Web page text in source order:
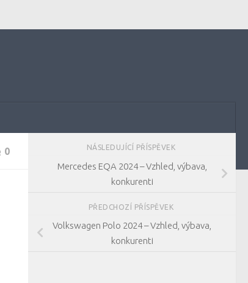
0 NÁSLEDUJÍCÍ PŘÍSPĚVEK
Mercedes EQA 2024 – Vzhled, výbava,
konkurenti
PŘEDCHOZÍ PŘÍSPĚVEK
Volkswagen Polo 2024 – Vzhled, výbava,
konkurenti